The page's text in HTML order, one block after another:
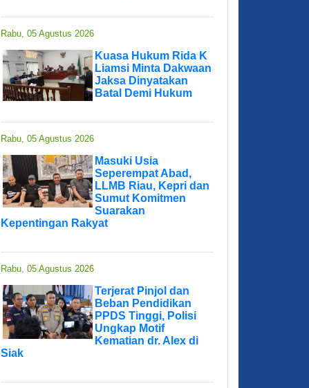
Rabu, 05 Agustus 2026
Kuasa Hukum Rida K
Liamsi Minta Dakwaan
Jaksa Dinyatakan
Batal Demi Hukum
Rabu, 05 Agustus 2026
Masuki Usia
Seperempat Abad,
LLMB Riau, Kepri dan
Sumut Komitmen
Suarakan
Kepentingan Rakyat
Rabu, 05 Agustus 2026
Terjerat Pinjol dan
Beban Pendidikan
PPDS Tinggi, Polisi
Ungkap Motif
Kematian dr. Alex di
Siak